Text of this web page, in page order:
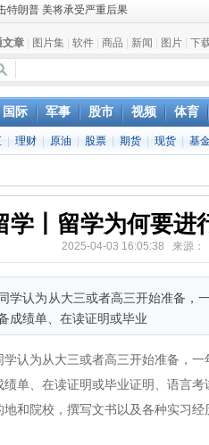
特朗普 美将承受严重后果
际市场 性价比优势高
座”战略曝光
行任务交接联合护航
机联合巡航
奖评选结果公示公告
船厂相比只能哭泣
国家 年交付200余架
能力达国际领先水平
文章 图片集 软件 商品 新闻 图片 下
国际 军事 股市 视频 体育
理财 原油 股票 期货 现货 基
学丨留学为何要进
2025-04-03 16:05:38 来源：
学认为从大三或者高三开始准备，
成绩单、在读证明或毕业
学认为从大三或者高三开始准备，
绩单、在读证明或毕业证明、语言
和院校，撰写文书以及各种实习经